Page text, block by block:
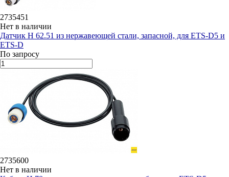
2735451
Нет в наличии
Датчик H 62.51 из нержавеющей стали, запасной, для ETS-D5 и
ETS-D
По запросу
2735600
Нет в наличии